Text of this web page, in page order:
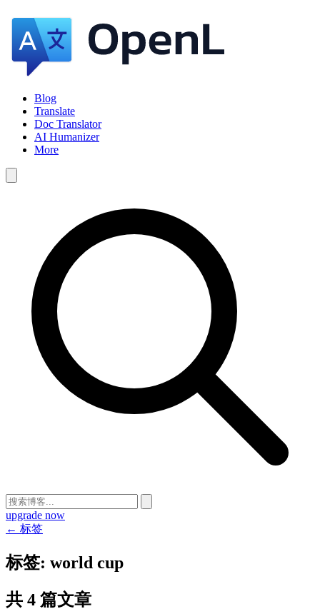
Blog
Translate
Doc Translator
AI Humanizer
More
upgrade now
← 标签
标签: world cup
共 4 篇文章